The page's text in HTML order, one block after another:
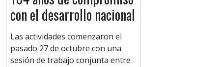
con el desarrollo nacional
Las actividades comenzaron el
pasado 27 de octubre con una
sesión de trabajo conjunta entre